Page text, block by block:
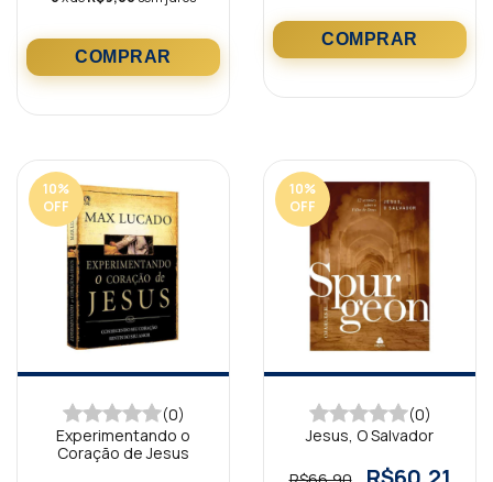
10%
OFF
(0)
Experimentando o
Coração de Jesus
10%
OFF
(0)
Jesus, O Salvador